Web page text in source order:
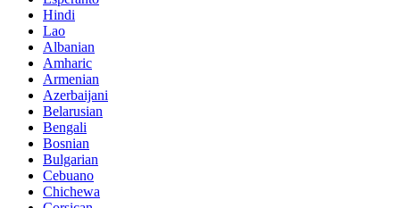
Hindi
Lao
Albanian
Amharic
Armenian
Azerbaijani
Belarusian
Bengali
Bosnian
Bulgarian
Cebuano
Chichewa